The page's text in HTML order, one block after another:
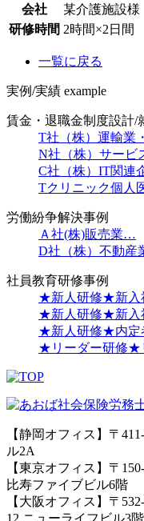
会社
某介護施設様
研修時間 2時間×2日間
一覧に戻る
実例/実績 example
賃金・退職金制度設計/
T社（株）運輸業
N社（株）サービ
C社（株）IT関連
Tクリニック個人
労働紛争解決事例
Ａ社(株)販売業…
D社（株）不動産
社員教育研修事例
★新人研修★新
★新人研修★新
★新人研修★内
★リーダー研修
【静岡オフィス】〒
ル2A
【東京オフィス】〒
比寿ファイブビル6階
【大阪オフィス】〒
12 ニューライフビル3階